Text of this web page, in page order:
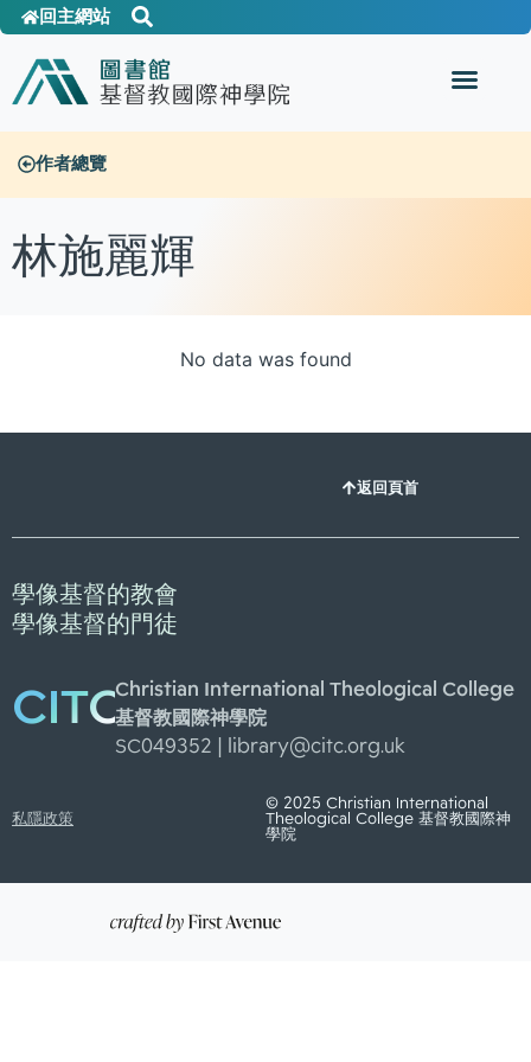
回主網站
作者總覽
林施麗輝
No data was found
返回頁首
學像基督的教會
學像基督的門徒
CITCChristian International Theological College
基督教國際神學院
SC049352 |
library@citc.org.uk
私隱政策
© 2025 Christian International
Theological College 基督教國際神
學院